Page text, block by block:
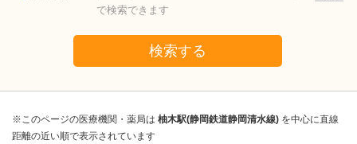
で検索できます
検索する
※このページの医療機関・薬局は 柚木駅(静岡鉄道静岡清水線) を中心に直線
距離の近い順で表示されています